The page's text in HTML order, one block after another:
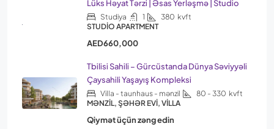
Lüks Həyat Tərzi | Əsas Yerləşmə | Studio
Studiya 1 380 kvft
STUDIO APARTMENT
AED660,000
Tbilisi Sahili – Gürcüstanda Dünya Səviyyəli
Çaysahili Yaşayış Kompleksi
Villa - taunhaus - mənzil 80 - 330 kvft
MƏNZIL, ŞƏHƏR EVI, VILLA
Qiymət üçün zəng edin